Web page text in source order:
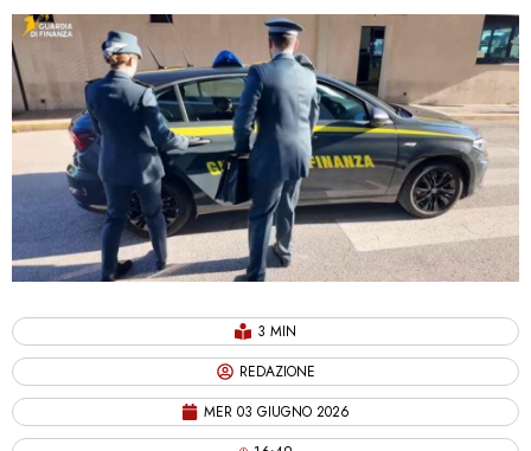
3 MIN
REDAZIONE
MER 03 GIUGNO 2026